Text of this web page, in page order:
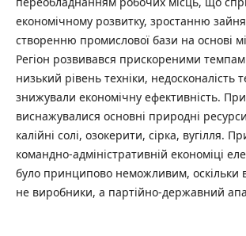
економічному розвитку, зростанню
створенню промислової бази на основі
Регіон розвивався прискореними
низький рівень техніки, недосконалість
знижували економічну ефективність.
виснажувалися основні природні
калійні солі, озокерити, сірка, вугілля.
командно-адміністративній економіці
було принципово неможливим, оскільки
не виробники, а партійно-державний